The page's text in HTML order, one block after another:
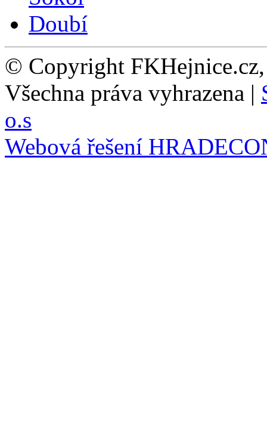
© Copyright
Všechna práva vyhrazena |
o.s
Webová řešení